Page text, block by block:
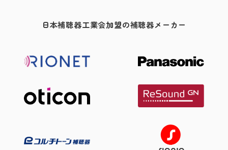
日本補聴器工業会加盟の補聴器メーカー